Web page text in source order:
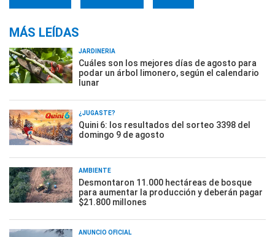
MÁS LEÍDAS
JARDINERÍA
Cuáles son los mejores días de agosto para
podar un árbol limonero, según el calendario
lunar
¿JUGASTE?
Quini 6: los resultados del sorteo 3398 del
domingo 9 de agosto
AMBIENTE
Desmontaron 11.000 hectáreas de bosque
para aumentar la producción y deberán pagar
$21.800 millones
ANUNCIO OFICIAL